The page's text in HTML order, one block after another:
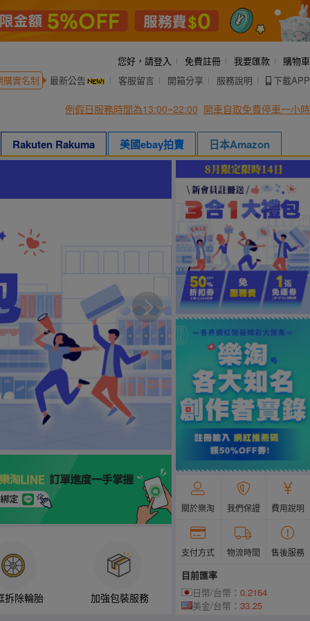
您好， 請登入 免費註冊 我要匯款
購物車
實名制
最新公告 客服留言 開箱分享 服務說明 下載APP
例假日服務時間為13:00~22:00 開車自取免費停車一小時
Rakuten Rakuma 美國ebay拍賣 日本Amazon
拆除輪胎 加強包裝服務
關於樂淘 我們保證 費用說明
支付方式 物流時間 售後服務
目前匯率
日幣/台幣： 0.2164
美金/台幣： 33.25